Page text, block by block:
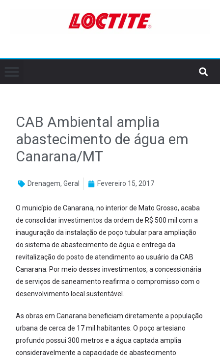
CAB Ambiental amplia
abastecimento de água em
Canarana/MT
Drenagem,Geral Fevereiro 15, 2017
O município de Canarana, no interior de Mato Grosso, acaba
de consolidar investimentos da ordem de R$ 500 mil com a
inauguração da instalação de poço tubular para ampliação
do sistema de abastecimento de água e entrega da
revitalização do posto de atendimento ao usuário da CAB
Canarana. Por meio desses investimentos, a concessionária
de serviços de saneamento reafirma o compromisso com o
desenvolvimento local sustentável.
As obras em Canarana beneficiam diretamente a população
urbana de cerca de 17 mil habitantes. O poço artesiano
profundo possui 300 metros e a água captada amplia
consideravelmente a capacidade de abastecimento